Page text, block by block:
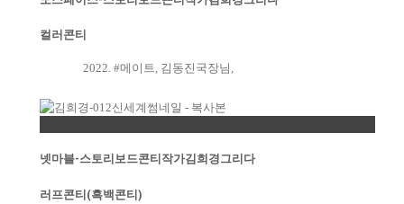
컬러콘티
2022. #메이트, 김동진국장님,
넷마블-스토리보드콘티작가김희경그리다
러프콘티(흑백콘티)